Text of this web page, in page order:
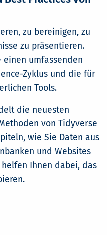
zu bereinigen, zu
zu präsentieren.
einen umfassenden
Zyklus und die für
Tools.
die neuesten
von Tidyverse
wie Sie Daten aus
und Websites
helfen Ihnen dabei, das